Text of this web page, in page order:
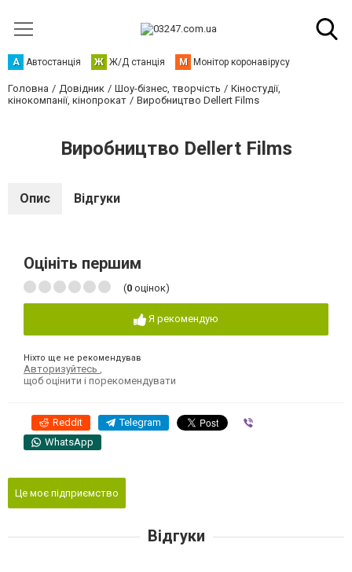
А Автостанція Ж Ж/Д станція М Монітор коронавірусу
Головна Довідник Шоу-бізнес, творчість
Кіностудії,
кінокомпанії, кінопрокат
Виробництво Dellert Films
Виробництво Dellert Films
Опис Відгуки
Оцініть першим
(0 оцінок)
Я рекомендую
Ніхто ще не рекомендував
Авторизуйтесь
щоб оцінити і порекомендувати
Reddit Telegram
WhatsApp
Це моє підприємство
Відгуки